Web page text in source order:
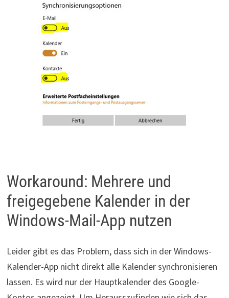
Workaround: Mehrere und
freigegebene Kalender in der
Windows-Mail-App nutzen
Leider gibt es das Problem, dass sich in der Windows-
Kalender-App nicht direkt alle Kalender synchronisieren
lassen. Es wird nur der Hauptkalender des Google-